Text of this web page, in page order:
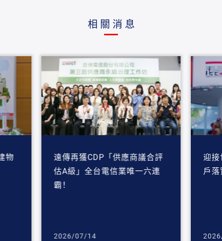
相關消息
物
遠傳再獲CDP「供應商議合評
估A級」全台電信業唯一六連
霸！
2026/07/14
迎
戶